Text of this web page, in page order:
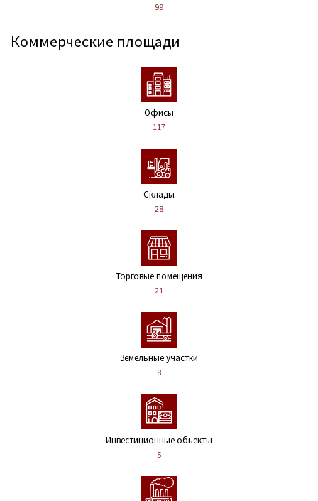
99
Коммерческие площади
Офисы
117
Склады
28
Торговые помещения
21
Земельные участки
8
Инвестиционные обьекты
5